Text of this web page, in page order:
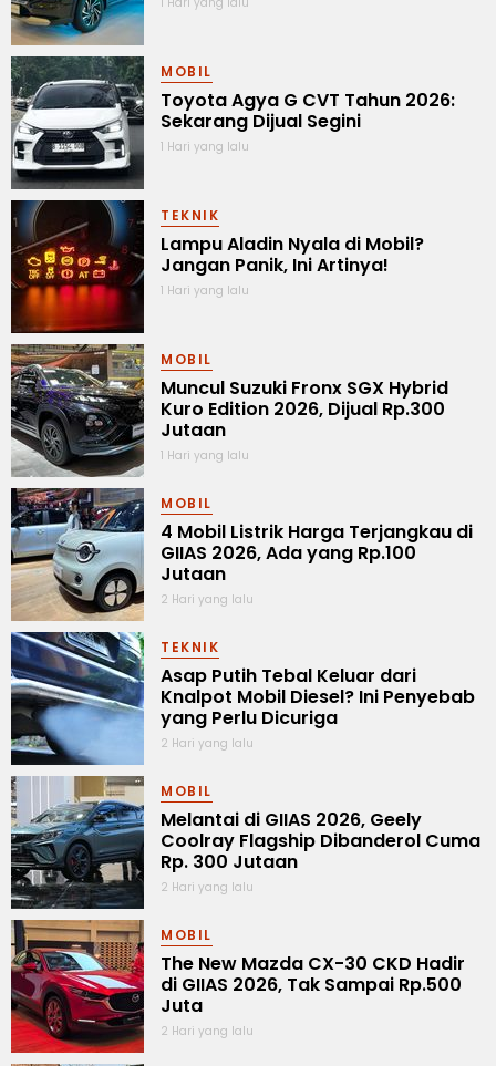
MOBIL
Toyota Agya G CVT Tahun 2026:
Sekarang Dijual Segini
1 Hari yang lalu
TEKNIK
Lampu Aladin Nyala di Mobil?
Jangan Panik, Ini Artinya!
1 Hari yang lalu
MOBIL
Muncul Suzuki Fronx SGX Hybrid
Kuro Edition 2026, Dijual Rp.300
Jutaan
1 Hari yang lalu
MOBIL
4 Mobil Listrik Harga Terjangkau di
GIIAS 2026, Ada yang Rp.100
Jutaan
2 Hari yang lalu
TEKNIK
Asap Putih Tebal Keluar dari
Knalpot Mobil Diesel? Ini Penyebab
yang Perlu Dicuriga
2 Hari yang lalu
MOBIL
Melantai di GIIAS 2026, Geely
Coolray Flagship Dibanderol Cuma
Rp. 300 Jutaan
2 Hari yang lalu
MOBIL
The New Mazda CX-30 CKD Hadir
di GIIAS 2026, Tak Sampai Rp.500
Juta
2 Hari yang lalu